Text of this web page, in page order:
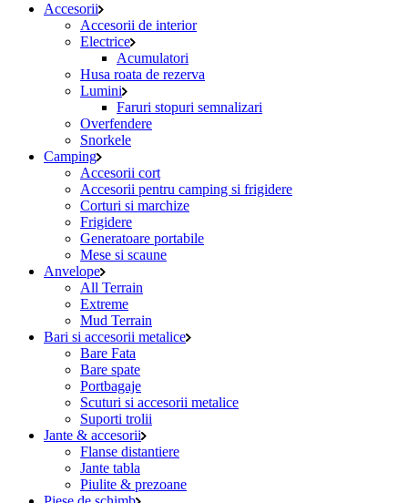
Accesorii
Accesorii de interior
Electrice
Acumulatori
Husa roata de rezerva
Lumini
Faruri stopuri semnalizari
Overfendere
Snorkele
Camping
Accesorii cort
Accesorii pentru camping si frigidere
Corturi si marchize
Frigidere
Generatoare portabile
Mese si scaune
Anvelope
All Terrain
Extreme
Mud Terrain
Bari si accesorii metalice
Bare Fata
Bare spate
Portbagaje
Scuturi si accesorii metalice
Suporti trolii
Jante & accesorii
Flanse distantiere
Jante tabla
Piulite & prezoane